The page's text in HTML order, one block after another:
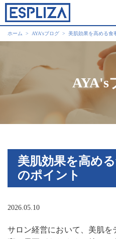
ホーム AYA'sブログ 美肌効果を高める食
AYA's
美肌効果を高め
のポイント
2026.05.10
サロン経営において、美肌を